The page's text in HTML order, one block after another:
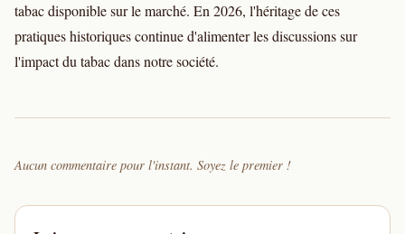
tabac disponible sur le marché. En 2026, l'héritage de ces
pratiques historiques continue d'alimenter les discussions sur
l'impact du tabac dans notre société.
Aucun commentaire pour l'instant. Soyez le premier !